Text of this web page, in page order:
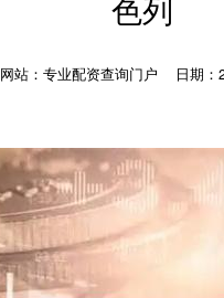
色列
网站：专业配资查询门户 日期：